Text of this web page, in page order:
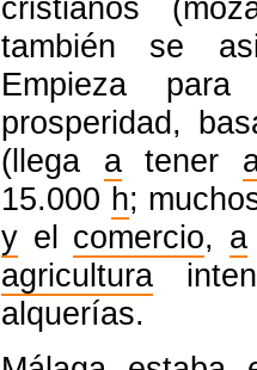
cristianos
también se
Empieza
prosperidad,
(llega atener
15.000 h;
y el comercio, a
agricultura
alquerías.